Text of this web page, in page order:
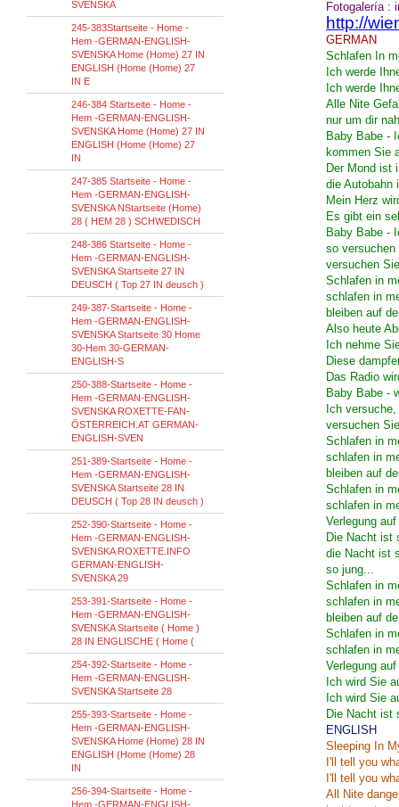
Fotogalería :
http://
GERMAN
Schlafen In
Ich werde
Ich werde
Alle Nite
nur um dir
Baby Babe -
kommen Sie
Der Mond ist
die Autobahn
Mein Herz
Es gibt ein
Baby Babe -
so
versuchen
Schlafen in
schlafen in
bleiben auf
Also heute
Ich nehme
Diese
Das Radio
Baby Babe -
Ich
versuchen
Schlafen in
schlafen in
bleiben auf
Schlafen in
schlafen in
Verlegung
Die Nacht ist
die Nacht ist
so jung...
Schlafen in
schlafen in
bleiben auf
Schlafen in
schlafen in
Verlegung
Ich wird Sie
Ich wird Sie
Die Nacht ist
ENGLISH
Sleeping In
I'll tell you
I'll tell you
All Nite
SVENSKA
245-383Startseite - Home -
Hem -GERMAN-ENGLISH-
SVENSKA Home (Home) 27 IN
ENGLISH (Home (Home) 27
IN E
246-384 Startseite - Home -
Hem -GERMAN-ENGLISH-
SVENSKA Home (Home) 27 IN
ENGLISH (Home (Home) 27
IN
247-385 Startseite - Home -
Hem -GERMAN-ENGLISH-
SVENSKA NStartseite (Home)
28 ( HEM 28 ) SCHWEDISCH
248-386 Startseite - Home -
Hem -GERMAN-ENGLISH-
SVENSKA Startseite 27 IN
DEUSCH ( Top 27 IN deusch )
249-387-Startseite - Home -
Hem -GERMAN-ENGLISH-
SVENSKA Startseite 30 Home
30-Hem 30-GERMAN-
ENGLISH-S
250-388-Startseite - Home -
Hem -GERMAN-ENGLISH-
SVENSKA ROXETTE-FAN-
ÖSTERREICH.AT GERMAN-
ENGLISH-SVEN
251-389-Startseite - Home -
Hem -GERMAN-ENGLISH-
SVENSKA Startseite 28 IN
DEUSCH ( Top 28 IN deusch )
252-390-Startseite - Home -
Hem -GERMAN-ENGLISH-
SVENSKA ROXETTE.INFO
GERMAN-ENGLISH-
SVENSKA 29
253-391-Startseite - Home -
Hem -GERMAN-ENGLISH-
SVENSKA Startseite ( Home )
28 IN ENGLISCHE ( Home (
254-392-Startseite - Home -
Hem -GERMAN-ENGLISH-
SVENSKA Startseite 28
255-393-Startseite - Home -
Hem -GERMAN-ENGLISH-
SVENSKA Home (Home) 28 IN
ENGLISH (Home (Home) 28
IN
256-394-Startseite - Home -
Hem -GERMAN-ENGLISH-